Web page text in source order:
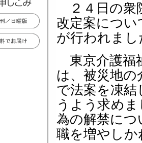
２４日の衆
改定案につい
が行われまし
東京介護福
は、被災地
で法案を凍結
うよう求め
為の解禁につ
職を増やし